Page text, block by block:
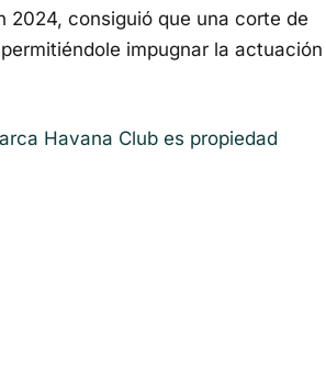
2024, consiguió que una corte de
impugnar la actuación
Havana Club es propiedad